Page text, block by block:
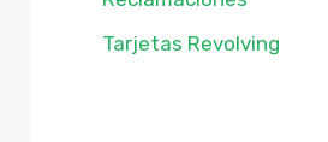
Tarjetas Revolving